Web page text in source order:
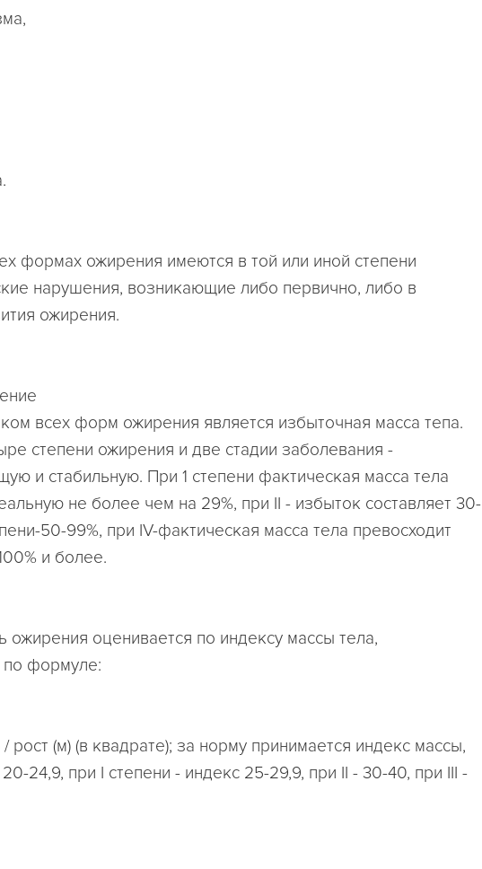
формах ожирения имеются в той или иной степени
нарушения, возникающие либо первично, либо в
ожирения.
всех форм ожирения является избыточная масса тепа.
степени ожирения и две стадии заболевания -
и стабильную. При 1 степени фактическая масса тела
не более чем на 29%, при II - избыток составляет 30-
50-99%, при IV-фактическая масса тела превосходит
и более.
ожирения оценивается по индексу массы тела,
формуле:
/ рост (м) (в квадрате); за норму принимается индекс массы,
24,9, при I степени - индекс 25-29,9, при II - 30-40, при III -